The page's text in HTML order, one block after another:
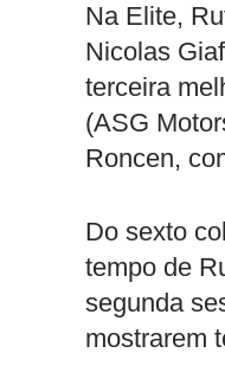
Na Elite,
Nicolas
terceira
(ASG
Roncen,
Do sexto
tempo de
segunda
mostrarem